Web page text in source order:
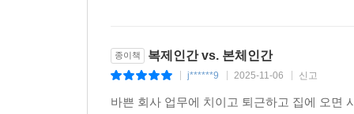
종이책 복제인간 vs. 본체인간
j******9 2025-11-06 신고
바쁜 회사 업무에 치이고 퇴근하고 집에 오면